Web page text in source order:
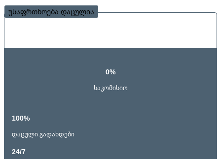
უსაფრთხოება დაცულია
0%
საკომისიო
100%
დაცული გადახდები
24/7